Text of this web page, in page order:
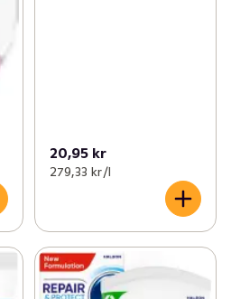
20,95 kr
279,33 kr /l